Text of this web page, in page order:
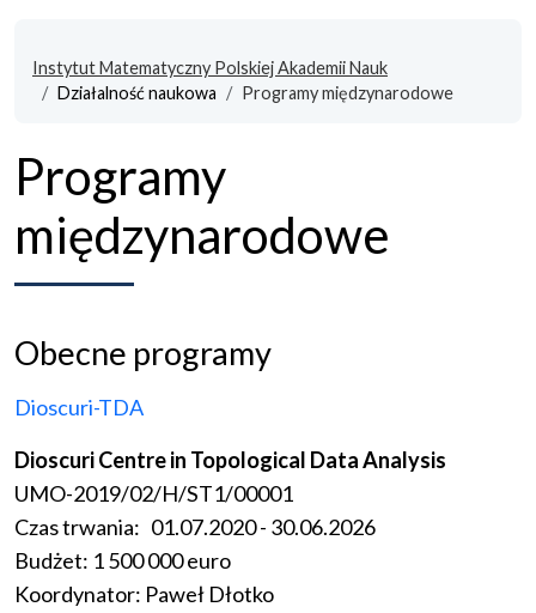
Instytut Matematyczny Polskiej Akademii Nauk
Działalność naukowa
Programy międzynarodowe
Programy
międzynarodowe
Obecne programy
Dioscuri-TDA
Dioscuri Centre in Topological Data Analysis
UMO-2019/02/H/ST1/00001
Czas trwania: 01.07.2020 - 30.06.2026
Budżet: 1 500 000 euro
Koordynator: Paweł Dłotko